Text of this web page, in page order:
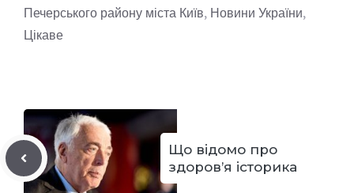
Печерського району міста Київ, Новини України,
Цікаве
Що відомо про
здоров’я історика